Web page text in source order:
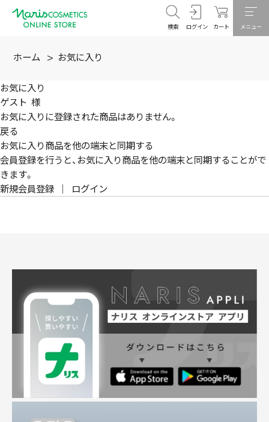
検索 ログイン カート メニュー
ホーム > お気に入り
お気に入り
ゲスト 様
お気に入りに登録された商品はありません。
戻る
お気に入り商品を他の端末と同期する
会員登録を行うと、お気に入り商品を他の端末と同期することがで
きます。
新規会員登録
ログイン